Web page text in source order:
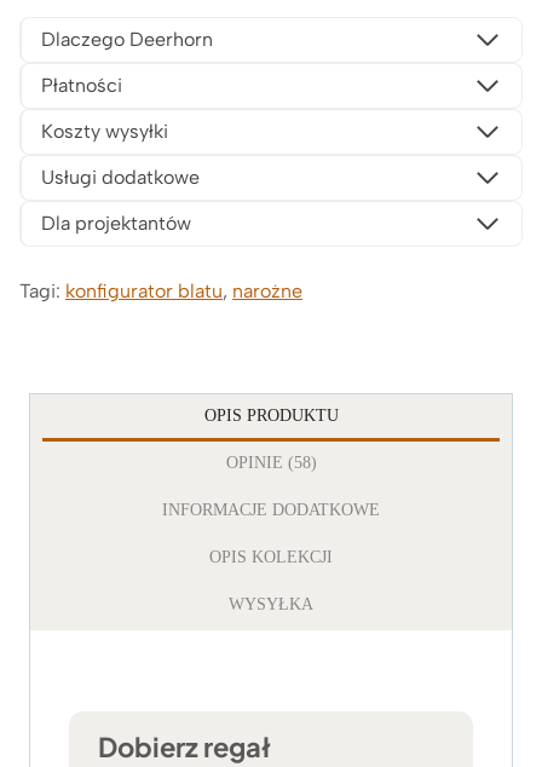
Dlaczego Deerhorn
Płatności
Koszty wysyłki
Usługi dodatkowe
Dla projektantów
Tagi: konfigurator blatu, narożne
OPIS PRODUKTU
OPINIE (58)
INFORMACJE DODATKOWE
OPIS KOLEKCJI
WYSYŁKA
Dobierz regał